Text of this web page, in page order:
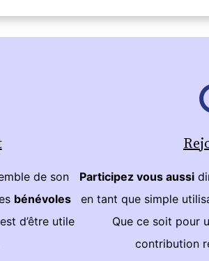
de son
bénévoles
d’être utile
Participez vous aussi
en tant que simple
Que ce soit pour
contribution